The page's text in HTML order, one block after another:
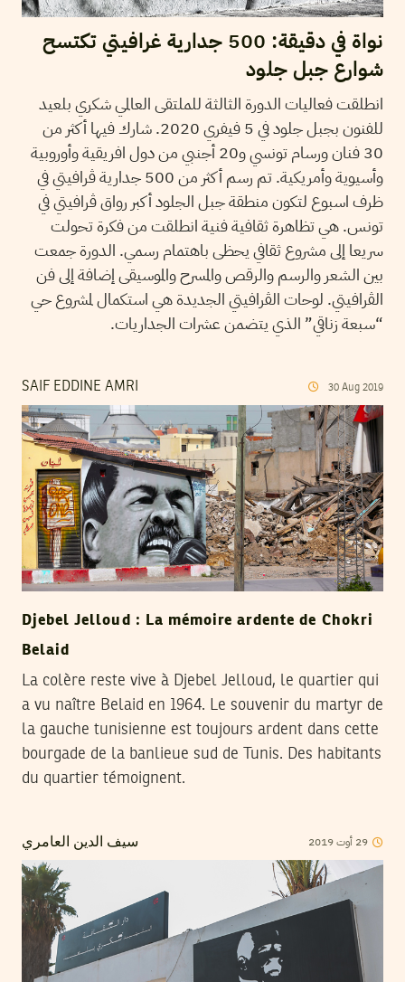
نواة في دقيقة: 500 جدارية غرافيتي تكتسح
شوارع جبل جلود
انطلقت فعاليات الدورة الثالثة للملتقى العالمي شكري بلعيد
للفنون بجبل جلود في 5 فيفري 2020. شارك فيها أكثر من
30 فنان ورسام تونسي و20 أجنبي من دول افريقية وأوروبية
وأسيوية وأمريكية. تم رسم أكثر من 500 جدارية ڨرافيتي في
ظرف اسبوع لتكون منطقة جبل الجلود أكبر رواق ڨرافيتي في
تونس. هي تظاهرة ثقافية فنية انطلقت من فكرة تحولت
سريعا إلى مشروع ثقافي يحظى باهتمام رسمي. الدورة جمعت
بين الشعر والرسم والرقص والمسرح والموسيقى إضافة إلى فن
الڨرافيتي. لوحات الڨرافيتي الجديدة هي استكمال لمشروع حي
“سبعة زناقي” الذي يتضمن عشرات الجداريات.
SAIF EDDINE AMRI 30 Aug 2019
Djebel Jelloud : La mémoire ardente de Chokri
Belaid
La colère reste vive à Djebel Jelloud, le quartier qui
a vu naître Belaid en 1964. Le souvenir du martyr de
la gauche tunisienne est toujours ardent dans cette
bourgade de la banlieue sud de Tunis. Des habitants
du quartier témoignent.
سيف الدين العامري 29 أوت2019